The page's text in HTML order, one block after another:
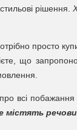
рішення.
просто
що
всі
містять